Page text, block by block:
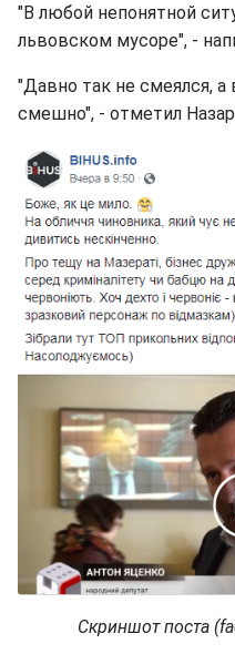
"В любой непонятной
львовском мусоре", -
"Давно так не смеялся,
смешно", - отметил
Скриншот поста